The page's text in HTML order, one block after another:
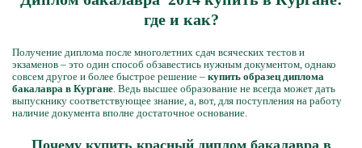
где и как?
Получение диплома после многолетних сдач всяческих тестов и
экзаменов – это один способ обзавестись нужным документом, однако
совсем другое и более быстрое решение – купить образец диплома
бакалавра в Кургане. Ведь высшее образование не всегда может дать
выпускнику соответствующее знание, а, вот, для поступления на работу
наличие документа вполне достаточное основание.
Почему купить красный диплом бакалавра в